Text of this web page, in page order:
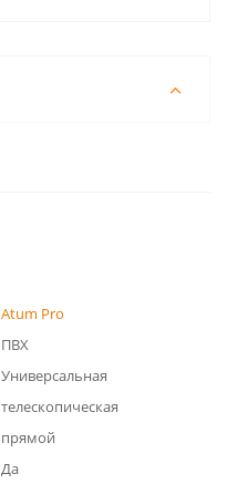
Atum Pro
ПВХ
Универсальная
телескопическая
прямой
Да